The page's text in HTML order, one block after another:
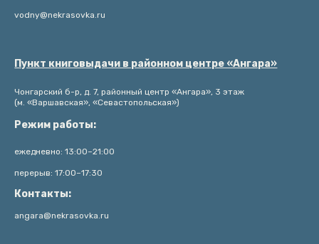
vodny@nekrasovka.ru
Пункт книговыдачи в районном центре «Ангара»
Чонгарский б-р, д. 7, районный центр «Ангара», 3 этаж
(м. «Варшавская», «Севастопольская»)
Режим работы:
ежедневно: 13:00–21:00
перерыв: 17:00–17:30
Контакты:
angara@nekrasovka.ru